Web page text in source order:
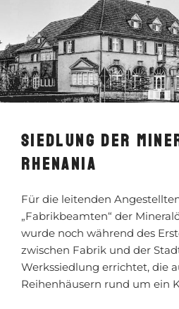
SIEDLUNG DER
RHENANIA
Für die leitenden
„Fabrikbeamten“ der
wurde noch während des
zwischen Fabrik und der
Werkssiedlung errichtet, die
Reihenhäusern rund um ein